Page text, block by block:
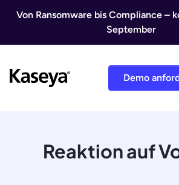
Von Ransomware bis Compliance –
September
Demo
Reaktion auf